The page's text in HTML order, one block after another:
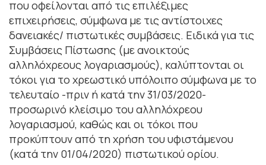
που οφείλονται από τις επιλέξιμες
επιχειρήσεις, σύμφωνα με τις αντίστοιχες
δανειακές/ πιστωτικές συμβάσεις. Ειδικά για τις
Συμβάσεις Πίστωσης (με ανοικτούς
αλληλόχρεους λογαριασμούς), καλύπτονται οι
τόκοι για το χρεωστικό υπόλοιπο σύμφωνα με το
τελευταίο -πριν ή κατά την 31/03/2020-
προσωρινό κλείσιμο του αλληλόχρεου
λογαριασμού, καθώς και οι τόκοι που
προκύπτουν από τη χρήση του υφιστάμενου
(κατά την 01/04/2020) πιστωτικού ορίου.